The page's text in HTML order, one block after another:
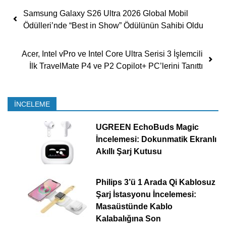
Yazı dolaşımı
Samsung Galaxy S26 Ultra 2026 Global Mobil
Ödülleri’nde “Best in Show” Ödülünün Sahibi Oldu
Acer, Intel vPro ve Intel Core Ultra Serisi 3 İşlemcili
İlk TravelMate P4 ve P2 Copilot+ PC’lerini Tanıttı
İNCELEME
UGREEN EchoBuds Magic
İncelemesi: Dokunmatik Ekranlı
Akıllı Şarj Kutusu
Philips 3’ü 1 Arada Qi Kablosuz
Şarj İstasyonu İncelemesi:
Masaüstünde Kablo
Kalabalığına Son